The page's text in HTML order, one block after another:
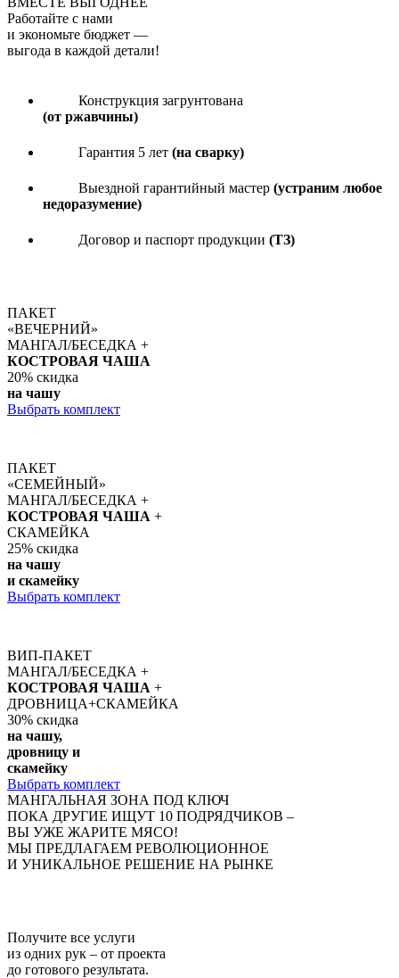
Работайте с нами
и экономьте бюджет —
выгода в каждой детали!
Конструкция загрунтована
(от ржавчины)
Гарантия 5 лет (на сварку)
Выездной гарантийный мастер (устраним любое
недоразумение)
Договор и паспорт продукции (ТЗ)
ПАКЕТ
«ВЕЧЕРНИЙ»
МАНГАЛ/БЕСЕДКА +
КОСТРОВАЯ ЧАША
20% скидка
на чашу
Выбрать комплект
ПАКЕТ
«СЕМЕЙНЫЙ»
МАНГАЛ/БЕСЕДКА +
КОСТРОВАЯ ЧАША +
СКАМЕЙКА
25% скидка
на чашу
и скамейку
Выбрать комплект
ВИП-ПАКЕТ
МАНГАЛ/БЕСЕДКА +
КОСТРОВАЯ ЧАША +
ДРОВНИЦА+СКАМЕЙКА
30% скидка
на чашу,
дровницу и
скамейку
Выбрать комплект
МАНГАЛЬНАЯ ЗОНА ПОД КЛЮЧ
ПОКА ДРУГИЕ ИЩУТ 10 ПОДРЯДЧИКОВ –
ВЫ УЖЕ ЖАРИТЕ МЯСО!
МЫ ПРЕДЛАГАЕМ РЕВОЛЮЦИОННОЕ
И УНИКАЛЬНОЕ РЕШЕНИЕ НА РЫНКЕ
Получите все услуги
из одних рук – от проекта
до готового результата.